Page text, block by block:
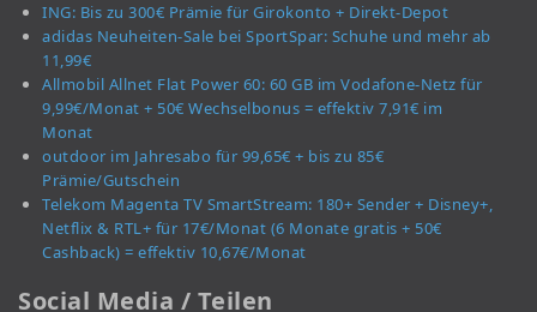
ING: Bis zu 300€ Prämie für Girokonto + Direkt-Depot
adidas Neuheiten-Sale bei SportSpar: Schuhe und mehr ab
11,99€
Allmobil Allnet Flat Power 60: 60 GB im Vodafone-Netz für
9,99€/Monat + 50€ Wechselbonus = effektiv 7,91€ im
Monat
outdoor im Jahresabo für 99,65€ + bis zu 85€
Prämie/Gutschein
Telekom Magenta TV SmartStream: 180+ Sender + Disney+,
Netflix & RTL+ für 17€/Monat (6 Monate gratis + 50€
Cashback) = effektiv 10,67€/Monat
Social Media / Teilen